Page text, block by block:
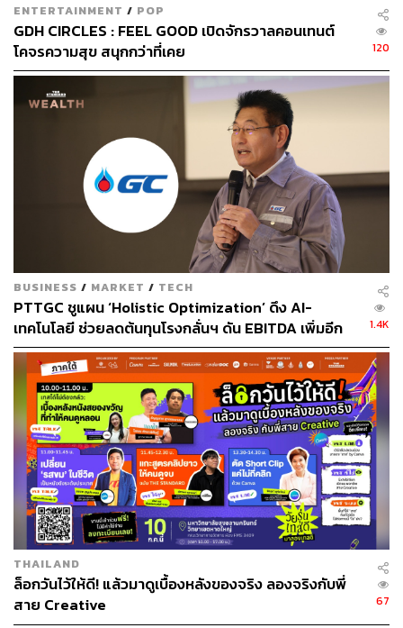
ENTERTAINMENT / POP
GDH CIRCLES : FEEL GOOD เปิดจักรวาลคอนเทนต์
โคจรความสุข สนุกกว่าที่เคย
120
BUSINESS / MARKET / TECH
PTTGC ชูแผน ‘Holistic Optimization’ ดึง AI-
เทคโนโลยี ช่วยลดต้นทุนโรงกลั่นฯ ดัน EBITDA เพิ่มอีก
300 ล้านดอลลาร์ในปี 2030 มีแผนใช้ AI ต่อยอดดีลร่วม
ทุน SCGC
1.4K
THAILAND
ล็อกวันไว้ให้ดี! แล้วมาดูเบื้องหลังของจริง ลองจริงกับพี่
สาย Creative
67